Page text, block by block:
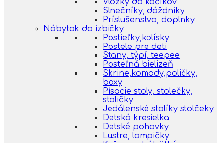
Vložky do kočíkov
Slnečníky, dáždniky
Príslušenstvo, doplnky
Nábytok do izbičky
Postieľky,kolísky
Postele pre deti
Stany, týpí, teepee
Posteľná bielizeň
Skrine,komody,poličky,
boxy
Písacie stoly, stolečky,
stoličky
Jedálenské stolíky stolčeky
Detská kresielka
Detské pohovky
Lustre, lampičky